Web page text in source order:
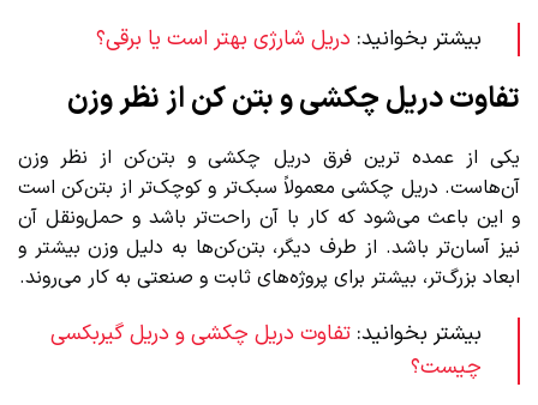
بیشتر بخوانید: دریل شارژی بهتر است یا برقی؟
تفاوت دریل چکشی و بتن کن از نظر وزن
یکی از عمده ترین فرق دریل چکشی و بتن‌کن از نظر وزن
آن‌هاست. دریل چکشی معمولاً سبک‌تر و کوچک‌تر از بتن‌کن است
و این باعث می‌شود که کار با آن راحت‌تر باشد و حمل‌ونقل آن
نیز آسان‌تر باشد. از طرف دیگر، بتن‌کن‌ها به دلیل وزن بیشتر و
ابعاد بزرگ‌تر، بیشتر برای پروژه‌های ثابت و صنعتی به کار می‌روند.
بیشتر بخوانید: تفاوت دریل چکشی و دریل گیربکسی
چیست؟